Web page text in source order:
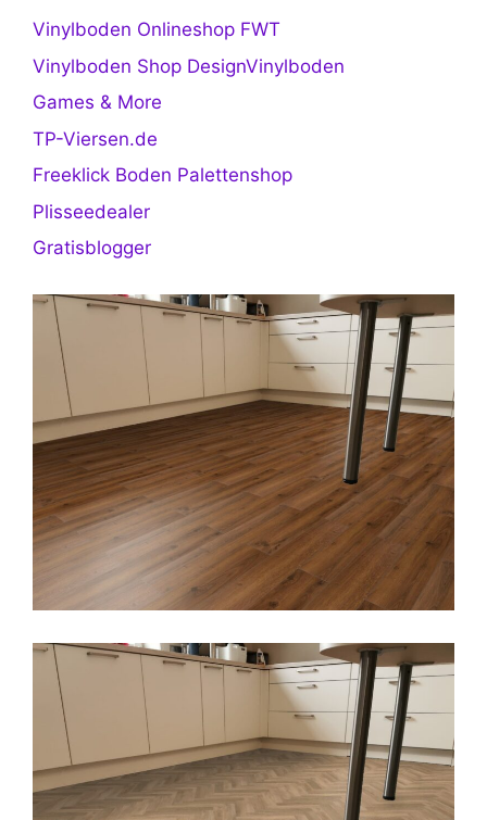
Vinylboden Onlineshop FWT
Vinylboden Shop DesignVinylboden
Games & More
TP-Viersen.de
Freeklick Boden Palettenshop
Plisseedealer
Gratisblogger